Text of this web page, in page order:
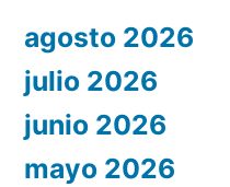
agosto 2026
julio 2026
junio 2026
mayo 2026